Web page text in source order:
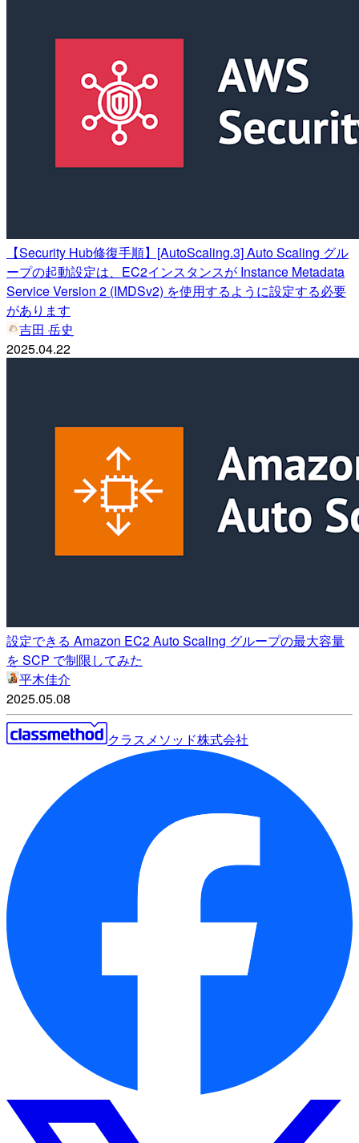
【Security Hub修復手順】[AutoScaling.3] Auto Scaling グル
ープの起動設定は、EC2インスタンスが Instance Metadata
Service Version 2 (IMDSv2) を使用するように設定する必要
があります
吉田 岳史
2025.04.22
設定できる Amazon EC2 Auto Scaling グループの最大容量
を SCP で制限してみた
平木佳介
2025.05.08
クラスメソッド株式会社